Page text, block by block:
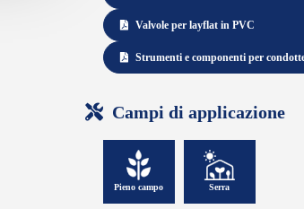
Valvole per layflat in PVC
Strumenti e componenti per
Campi di applicazione
Pieno campo Serra